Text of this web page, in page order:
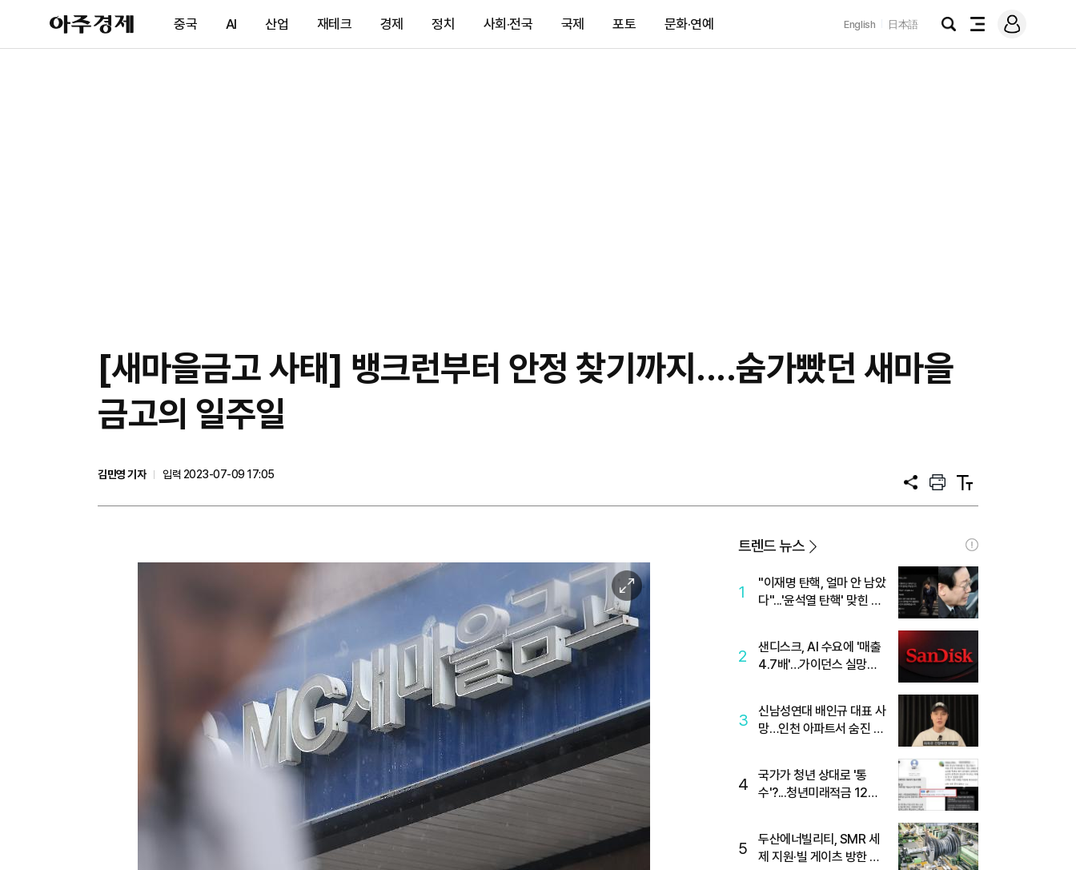
아
주
제
중국 AI 산업 재테크 경제 정치 사회·전국 국제 포토 문화·연예 English 日本語
검
전
메
그
[새마을금고 사태] 뱅크런부터 안정 찾기까지....숨가빴던 새마을
금고의 일주일
김민영 기자
입력 2023-07-09 17:05
공
프
트
텍
트
이
미
지
확
트렌드 뉴스
1
"이재명 탄핵, 얼마 안 남았
다"...'윤석열 탄핵' 맞힌 무
2
샌디스크, AI 수요에 '매출
4.7배'…가이던스 실망에
3
신남성연대 배인규 대표 사
망…인천 아파트서 숨진 채
4
국가가 청년 상대로 '통
수'?...청년미래적금 12%
5
두산에너빌리티, SMR 세
제 지원·빌 게이츠 방한 기